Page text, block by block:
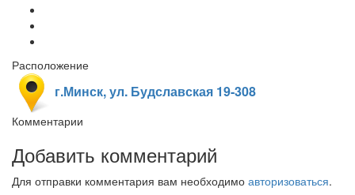
Расположение
г.Минск, ул. Будславская 19-308
Комментарии
Добавить комментарий
Для отправки комментария вам необходимо авторизоваться.